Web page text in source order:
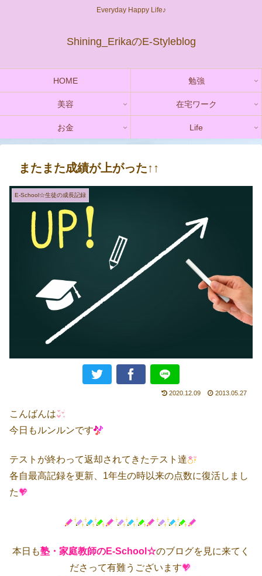
Everyday Happy Life♪
Shining_ErikaのE-Styleblog
HOME 勉強
美容 在宅ワーク
お金 Life
またまた成績が上がった↑↑
E-School☆生徒の成長記録
2020.12.09 2013.05.27
こんばんは
今日もルンルンです
テストが終わって返却されてきたテスト達
各自最高記録を更新、1年生の時以来の点数に復活しまし
た
本日も塾・家庭教師のE-School☆のブログを見に来てく
ださって有難うございます